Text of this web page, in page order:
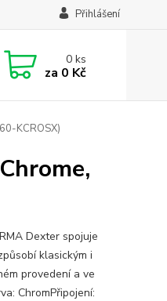
Přihlášení
0ks
za 0 Kč
KCROSX)
Dexter spojuje
klasickým i
provedení a ve
ChromPřipojení: